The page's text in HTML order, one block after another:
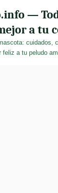
—
a tu
cuidados,
feliz a tu peludo